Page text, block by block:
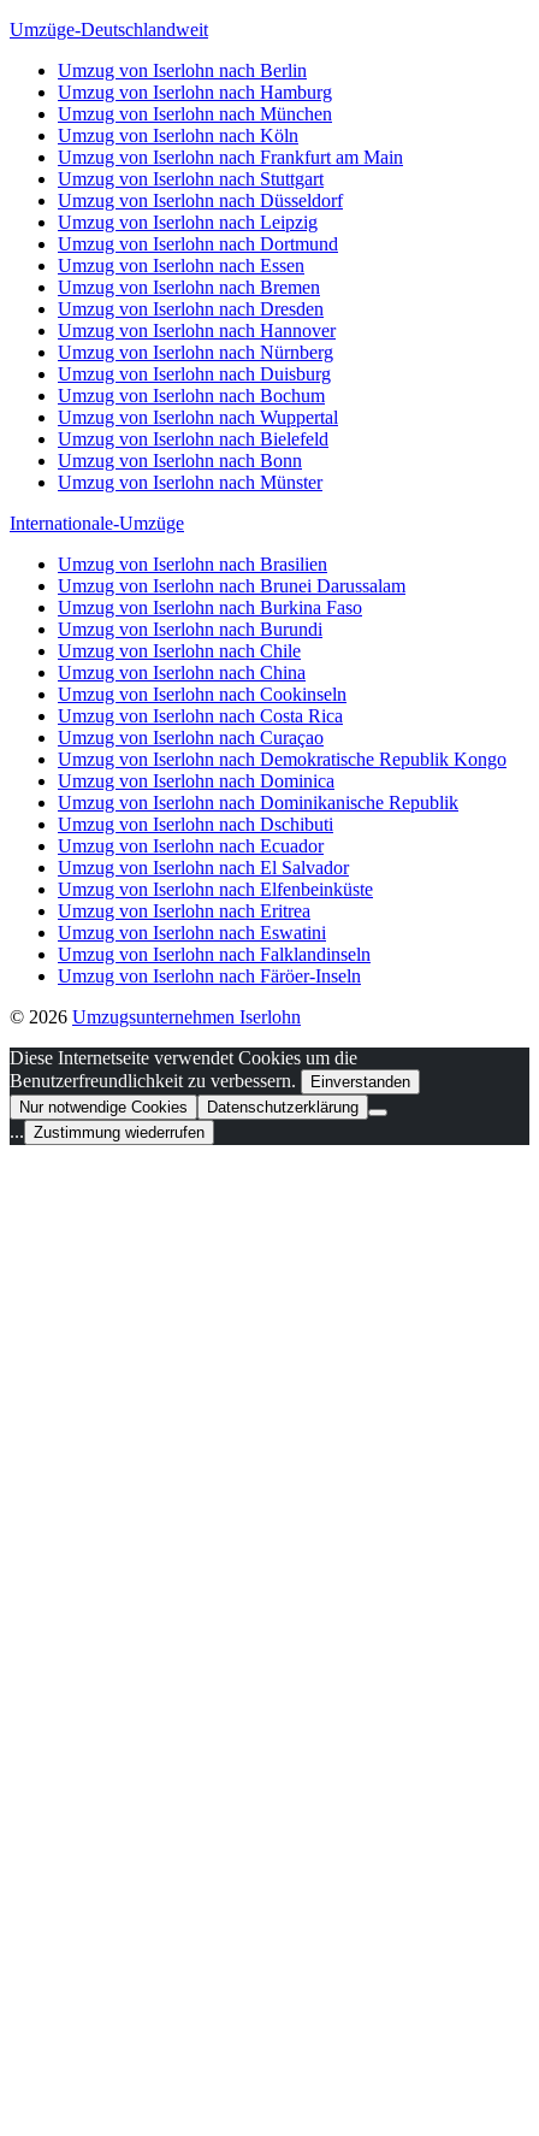
Umzüge-Deutschlandweit
Umzug von Iserlohn nach Berlin
Umzug von Iserlohn nach Hamburg
Umzug von Iserlohn nach München
Umzug von Iserlohn nach Köln
Umzug von Iserlohn nach Frankfurt am Main
Umzug von Iserlohn nach Stuttgart
Umzug von Iserlohn nach Düsseldorf
Umzug von Iserlohn nach Leipzig
Umzug von Iserlohn nach Dortmund
Umzug von Iserlohn nach Essen
Umzug von Iserlohn nach Bremen
Umzug von Iserlohn nach Dresden
Umzug von Iserlohn nach Hannover
Umzug von Iserlohn nach Nürnberg
Umzug von Iserlohn nach Duisburg
Umzug von Iserlohn nach Bochum
Umzug von Iserlohn nach Wuppertal
Umzug von Iserlohn nach Bielefeld
Umzug von Iserlohn nach Bonn
Umzug von Iserlohn nach Münster
Internationale-Umzüge
Umzug von Iserlohn nach Brasilien
Umzug von Iserlohn nach Brunei Darussalam
Umzug von Iserlohn nach Burkina Faso
Umzug von Iserlohn nach Burundi
Umzug von Iserlohn nach Chile
Umzug von Iserlohn nach China
Umzug von Iserlohn nach Cookinseln
Umzug von Iserlohn nach Costa Rica
Umzug von Iserlohn nach Curaçao
Umzug von Iserlohn nach Demokratische Republik Kongo
Umzug von Iserlohn nach Dominica
Umzug von Iserlohn nach Dominikanische Republik
Umzug von Iserlohn nach Dschibuti
Umzug von Iserlohn nach Ecuador
Umzug von Iserlohn nach El Salvador
Umzug von Iserlohn nach Elfenbeinküste
Umzug von Iserlohn nach Eritrea
Umzug von Iserlohn nach Eswatini
Umzug von Iserlohn nach Falklandinseln
Umzug von Iserlohn nach Färöer-Inseln
© 2026 Umzugsunternehmen Iserlohn
Diese Internetseite verwendet Cookies um die
Benutzerfreundlichkeit zu verbessern.
Einverstanden
Nur notwendige Cookies
Datenschutzerklärung
... Zustimmung wiederrufen